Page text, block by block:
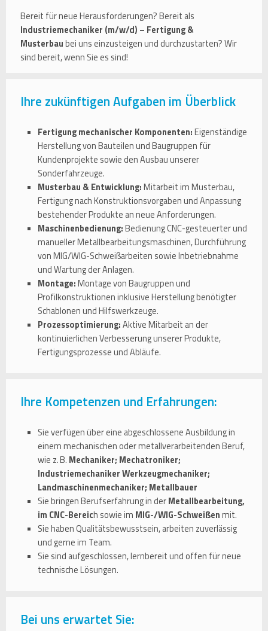
Bereit für neue Herausforderungen? Bereit als
Industriemechaniker (m/w/d) – Fertigung &
Musterbaubei uns einzusteigen und durchzustarten? Wir
sind bereit, wenn Sie es sind!
Ihre zukünftigen Aufgaben im Überblick
Fertigung mechanischer Komponenten:Eigenständige
Herstellung von Bauteilen und Baugruppen für
Kundenprojekte sowie den Ausbau unserer
Sonderfahrzeuge.
Musterbau & Entwicklung:Mitarbeit im Musterbau,
Fertigung nach Konstruktionsvorgaben und Anpassung
bestehender Produkte an neue Anforderungen.
Maschinenbedienung:Bedienung CNC-gesteuerter und
manueller Metallbearbeitungsmaschinen, Durchführung
von MIG/WIG-Schweißarbeiten sowie Inbetriebnahme
und Wartung der Anlagen.
Montage:Montage von Baugruppen und
Profilkonstruktionen inklusive Herstellung benötigter
Schablonen und Hilfswerkzeuge.
Prozessoptimierung:Aktive Mitarbeit an der
kontinuierlichen Verbesserung unserer Produkte,
Fertigungsprozesse und Abläufe.
Ihre Kompetenzen und Erfahrungen:
Sie verfügen über eine abgeschlossene Ausbildung in
einem mechanischen oder metallverarbeitenden Beruf,
wie z. B. Mechaniker; Mechatroniker;
Industriemechaniker Werkzeugmechaniker;
Landmaschinenmechaniker; Metallbauer
Sie bringen Berufserfahrung in derMetallbearbeitung,
im CNC-Bereich sowie im MIG-/WIG-Schweißenmit.
Sie haben Qualitätsbewusstsein, arbeiten zuverlässig
und gerne im Team.
Sie sind aufgeschlossen, lernbereit und offen für neue
technische Lösungen.
Bei uns erwartet Sie: